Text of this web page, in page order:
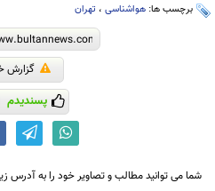
برچسب ها: هواشناسی ، تهران
گزارش
پسندیدم
شما می توانید مطالب و تصاویر خود را به آدرس